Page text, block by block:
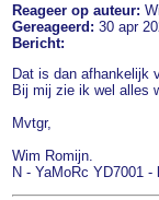
Reageer op auteur:
Gereageerd: 30 apr
Bericht:
Dat is dan afhankelijk
Bij mij zie ik wel alles
Mvtgr,
Wim Romijn.
N - YaMoRc YD7001 -